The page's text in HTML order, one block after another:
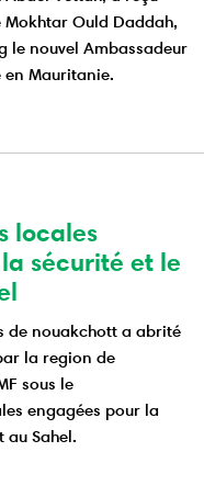
Mokhtar Ould Daddah,
le nouvel Ambassadeur
en Mauritanie.
locales
sécurité et le
de nouakchott a abrité
la region de
sous le
engagées pour la
au Sahel.